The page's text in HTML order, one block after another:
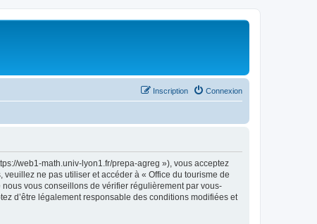
Connexion
Inscription
web1-math.univ-lyon1.fr/prepa-agreg »), vous acceptez
ne pas utiliser et accéder à « Office du tourisme de
vous conseillons de vérifier régulièrement par vous-
d’être légalement responsable des conditions modifiées et